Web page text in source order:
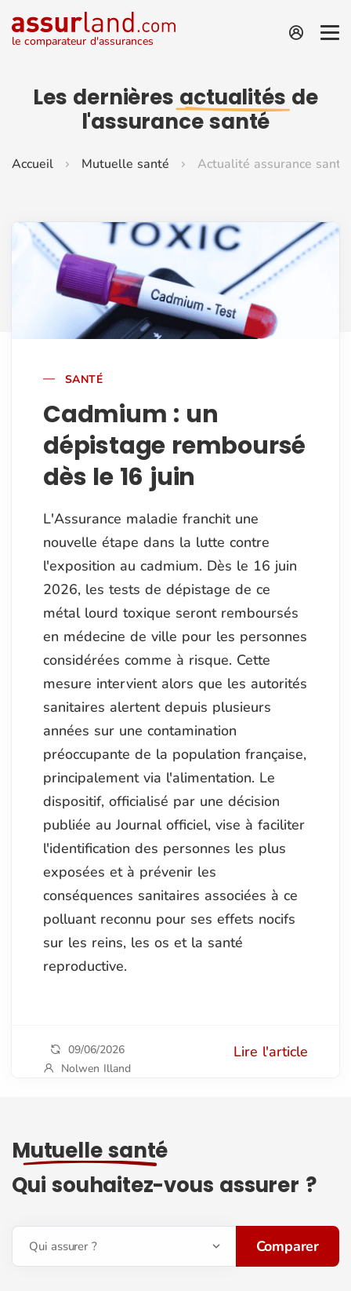
le comparateur d'assurances
Les dernières actualités de
l'assurance santé
Accueil Mutuelle santé Actualité assurance santé
SANTÉ
Cadmium : un
dépistage remboursé
dès le 16 juin
L'Assurance maladie franchit une
nouvelle étape dans la lutte contre
l'exposition au cadmium. Dès le 16 juin
2026, les tests de dépistage de ce
métal lourd toxique seront remboursés
en médecine de ville pour les personnes
considérées comme à risque. Cette
mesure intervient alors que les autorités
sanitaires alertent depuis plusieurs
années sur une contamination
préoccupante de la population française,
principalement via l'alimentation. Le
dispositif, officialisé par une décision
publiée au Journal officiel, vise à faciliter
l'identification des personnes les plus
exposées et à prévenir les
conséquences sanitaires associées à ce
polluant reconnu pour ses effets nocifs
sur les reins, les os et la santé
reproductive.
09/06/2026
Nolwen Illand
Lire l'article
Mutuelle santé
Qui souhaitez-vous assurer ?
Qui assurer ? Comparer